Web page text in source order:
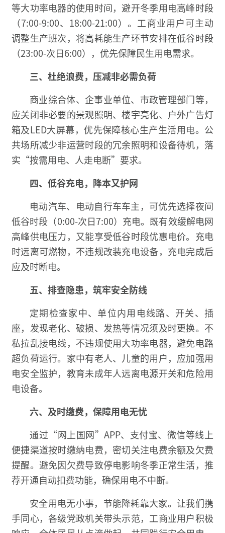
等大功率电器的使用时间，避开冬季用电高峰时段
（7:00-9:00、18:00-21:00）。工商业用户可主动
调整生产班次，将高耗能生产环节安排在低谷时段
（23:00-次日6:00），优先保障民生用电需求。
三、 杜绝浪费，压减非必需负荷
商业综合体、企事业单位、市政管理部门等，
应关闭非必要的景观照明、楼宇亮化、户外广告灯
箱及LED大屏幕，优先保障核心生产生活用电。公
共场所减少非运营时段的冗余照明和设备待机，落
实“按需用电、人走电断”要求。
四、 低谷充电，降本又护网
电动汽车、电动自行车车主，可优先选择夜间
低谷时段（0:00-次日7:00）充电。既有效缓解电网
高峰供电压力，又能享受低谷时段优惠电价。充电
时远离可燃物，不违规改装充电设备，充电完成后
应及时断电。
五、 排查隐患，筑牢安全防线
定期检查家中、单位内用电线路、开关、插
座，发现老化、破损、发热等情况须及时更换。不
私拉乱接电线，不违规使用大功率电器，避免电路
超负荷运行。家中有老人、儿童的用户，应加强用
电安全监护，教育未成年人远离电源开关和危险用
电设备。
六、 及时缴费，保障用电无忧
通过“网上国网”APP、支付宝、微信等线上
便捷渠道按时缴纳电费，密切关注电费余额及欠费
提醒。避免因欠费导致停电影响冬季正常生活，推
荐开通自动扣费功能，确保用电不中断。
安全用电无小事，节能降耗靠大家。让我们携
手同心，各级党政机关带头示范，工商业用户积极